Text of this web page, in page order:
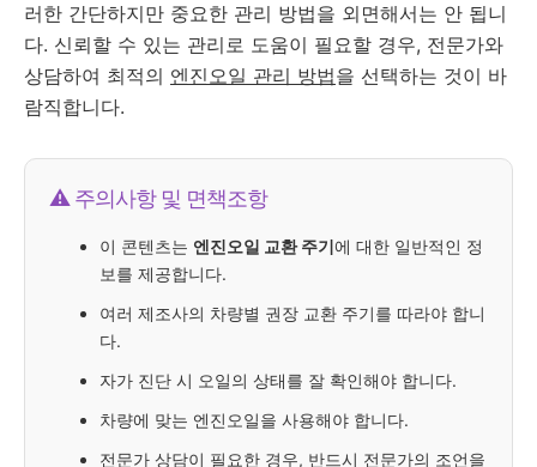
러한 간단하지만 중요한 관리 방법을 외면해서는 안 됩니
다. 신뢰할 수 있는 관리로 도움이 필요할 경우, 전문가와
상담하여 최적의 엔진오일 관리 방법을 선택하는 것이 바
람직합니다.
⚠️ 주의사항 및 면책조항
이 콘텐츠는 엔진오일 교환 주기에 대한 일반적인 정
보를 제공합니다.
여러 제조사의 차량별 권장 교환 주기를 따라야 합니
다.
자가 진단 시 오일의 상태를 잘 확인해야 합니다.
차량에 맞는 엔진오일을 사용해야 합니다.
전문가 상담이 필요한 경우, 반드시 전문가의 조언을